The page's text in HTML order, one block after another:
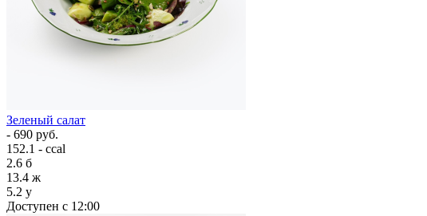
Зеленый салат
- 690 руб.
152.1 - ccal
2.6 б
13.4 ж
5.2 у
Доступен с 12:00